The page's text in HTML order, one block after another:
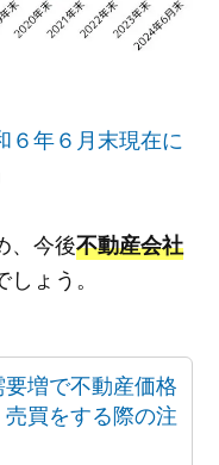
６年６月末現在に
、今後不動産会社
しょう。
増で不動産価格
買をする際の注